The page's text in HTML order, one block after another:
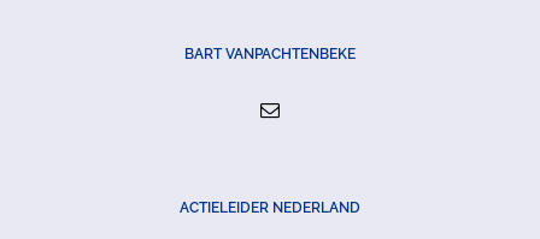
BART VANPACHTENBEKE
ACTIELEIDER NEDERLAND